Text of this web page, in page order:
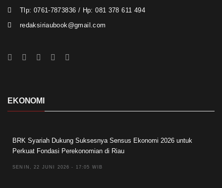
Tlp: 0761-7873836 / Hp: 081 378 611 494
redaksiriaubook@gmail.com
EKONOMI
BRK Syariah Dukung Suksesnya Sensus Ekonomi 2026 untuk
Perkuat Fondasi Perekonomian di Riau
SENIN, 22 JUNI 2026 - 17:05 WIB